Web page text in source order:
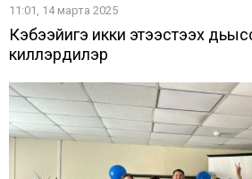
11:01, 14 марта 2025
Кэбээйигэ икки этээстээх
киллэрдилэр